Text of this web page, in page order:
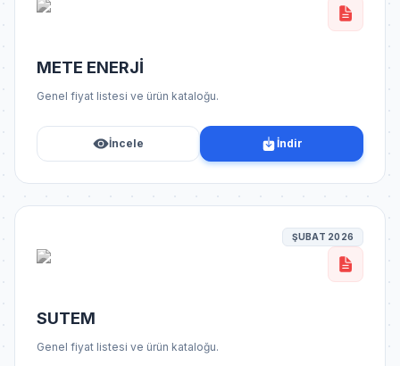
METE ENERJİ
Genel fiyat listesi ve ürün kataloğu.
İncele İndir
ŞUBAT 2026
SUTEM
Genel fiyat listesi ve ürün kataloğu.